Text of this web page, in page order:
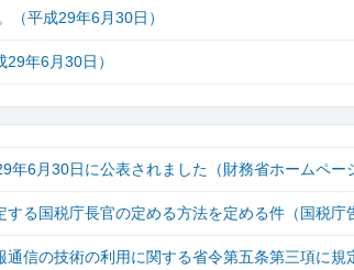
（平成29年6月30日）
年6月30日）
6月30日に公表されました（財務省ホームペー
する国税庁長官の定める方法を定める件（国税
通信の技術の利用に関する省令第五条第三項に